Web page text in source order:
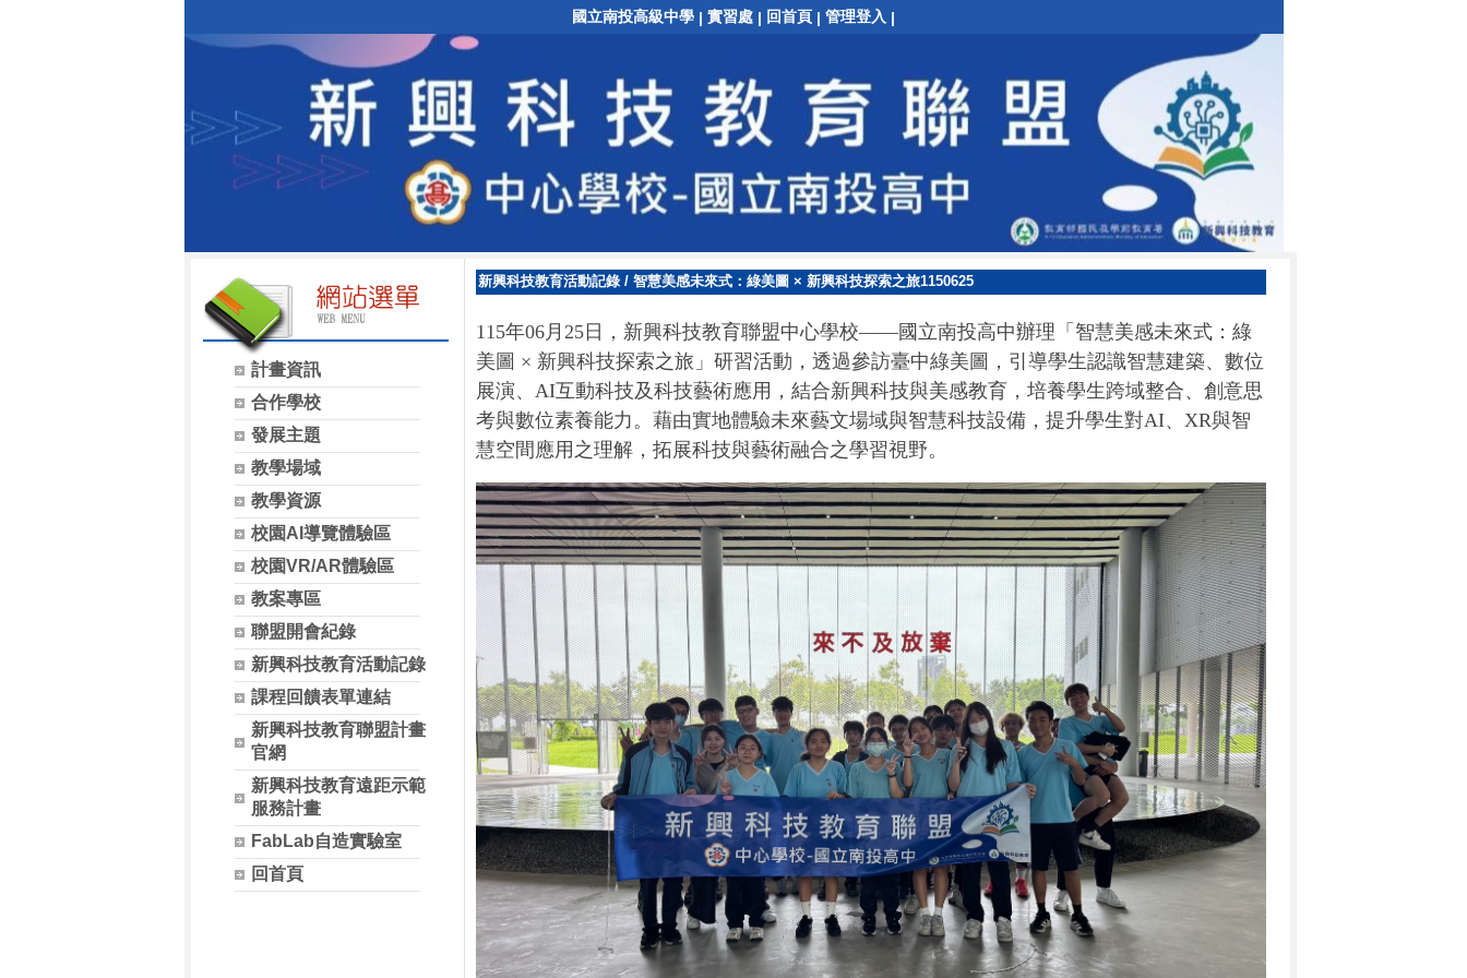
國立南投高級中學 | 實習處 | 回首頁 | 管理登入 |
計畫資訊
合作學校
發展主題
教學場域
教學資源
校園AI導覽體驗區
校園VR/AR體驗區
教案專區
聯盟開會紀錄
新興科技教育活動記錄
課程回饋表單連結
新興科技教育聯盟計畫
官網
新興科技教育遠距示範
服務計畫
FabLab自造實驗室
回首頁
新興科技教育活動記錄/ 智慧美感未來式：綠美圖 × 新興科技探索之旅1150625
115年06月25日，新興科技教育聯盟中心學校——國立南投高中辦理「 智慧美感未來式：綠
美圖 × 新興科技探索之旅 」研習活動， 透過參訪臺中綠美圖，引導學生認識智慧建築、數位
展演、 AI互動科技及科技藝術應用，結合新興科技與美感教育，培養學生跨域整合、創意思
考與數位素養能力。藉由實地體驗未來藝文場域與智慧科技設備，提升學生對AI、 XR與智
慧空間應用之理解，拓展科技與藝術融合之學習視野。